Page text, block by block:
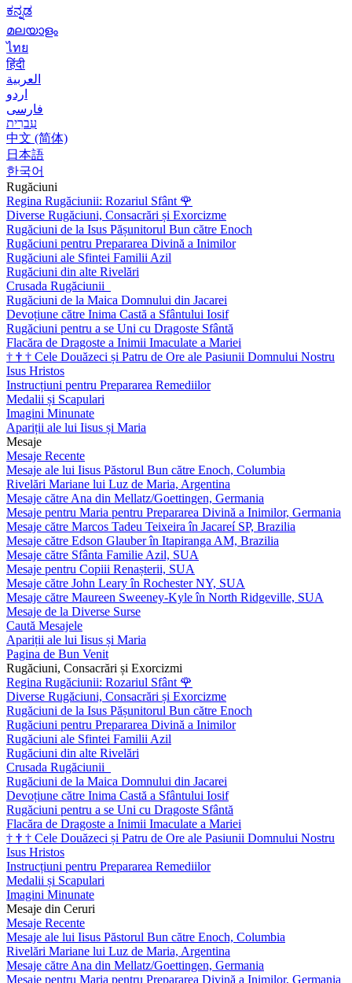
ಕನ್ನಡ
മലയാളം
ไทย
हिंदी
العربية
اردو
فارسی
עִברִית
中文 (简体)
日本語
한국어
Rugăciuni
Regina Rugăciunii: Rozariul Sfânt 🌹
Diverse Rugăciuni, Consacrări și Exorcizme
Rugăciuni de la Isus Pășunitorul Bun către Enoch
Rugăciuni pentru Prepararea Divină a Inimilor
Rugăciuni ale Sfintei Familii Azil
Rugăciuni din alte Rivelări
Crusada Rugăciunii
Rugăciuni de la Maica Domnului din Jacarei
Devoțiune către Inima Castă a Sfântului Iosif
Rugăciuni pentru a se Uni cu Dragoste Sfântă
Flacăra de Dragoste a Inimii Imaculate a Mariei
† † † Cele Douăzeci și Patru de Ore ale Pasiunii Domnului Nostru
Isus Hristos
Instrucțiuni pentru Prepararea Remediilor
Medalii și Scapulari
Imagini Minunate
Apariții ale lui Iisus și Maria
Mesaje
Mesaje Recente
Mesaje ale lui Iisus Păstorul Bun către Enoch, Columbia
Rivelări Mariane lui Luz de Maria, Argentina
Mesaje către Ana din Mellatz/Goettingen, Germania
Mesaje pentru Maria pentru Prepararea Divină a Inimilor, Germania
Mesaje către Marcos Tadeu Teixeira în Jacareí SP, Brazilia
Mesaje către Edson Glauber în Itapiranga AM, Brazilia
Mesaje către Sfânta Familie Azil, SUA
Mesaje pentru Copiii Renașterii, SUA
Mesaje către John Leary în Rochester NY, SUA
Mesaje către Maureen Sweeney-Kyle în North Ridgeville, SUA
Mesaje de la Diverse Surse
Caută Mesajele
Apariții ale lui Iisus și Maria
Pagina de Bun Venit
Rugăciuni, Consacrări și Exorcizmi
Regina Rugăciunii: Rozariul Sfânt 🌹
Diverse Rugăciuni, Consacrări și Exorcizme
Rugăciuni de la Isus Pășunitorul Bun către Enoch
Rugăciuni pentru Prepararea Divină a Inimilor
Rugăciuni ale Sfintei Familii Azil
Rugăciuni din alte Rivelări
Crusada Rugăciunii
Rugăciuni de la Maica Domnului din Jacarei
Devoțiune către Inima Castă a Sfântului Iosif
Rugăciuni pentru a se Uni cu Dragoste Sfântă
Flacăra de Dragoste a Inimii Imaculate a Mariei
† † † Cele Douăzeci și Patru de Ore ale Pasiunii Domnului Nostru
Isus Hristos
Instrucțiuni pentru Prepararea Remediilor
Medalii și Scapulari
Imagini Minunate
Mesaje din Ceruri
Mesaje Recente
Mesaje ale lui Iisus Păstorul Bun către Enoch, Columbia
Rivelări Mariane lui Luz de Maria, Argentina
Mesaje către Ana din Mellatz/Goettingen, Germania
Mesaje pentru Maria pentru Prepararea Divină a Inimilor, Germania